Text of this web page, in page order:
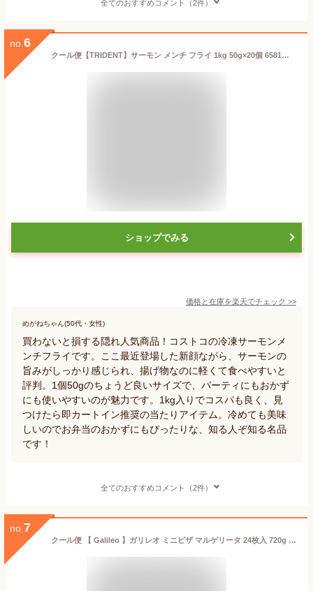
全てのおすすめコメント（2件）
no. 6
クール便【TRIDENT】サーモン メンチ フライ 1kg 50g×20個 6581冷凍 白身魚 魚 フライ 揚げ物 おかず 惣菜 徳用 大容量 大量 業務用 パーティ 揚げ焼きフライパン おつまみ ランチ 昼食 夕食 一品 ストック 子供 子ども 喜ぶ コストコ キャラメルカフェ 通販
ショップでみる
価格と在庫を楽天でチェック >>
めがねちゃん(50代・女性)
買わないと損する隠れ人気商品！コストコの冷凍サーモンメ
ンチフライです。ここ最近登場した新顔ながら、サーモンの
旨みがしっかり感じられ、揚げ物なのに軽くて食べやすいと
評判。1個50gのちょうど良いサイズで、パーティにもおかず
にも使いやすいのが魅力です。1kg入りでコスパも良く、見
つけたら即カートイン推奨の当たりアイテム。冷めても美味
しいのでお弁当のおかずにもぴったりな、知る人ぞ知る名品
です！
全てのおすすめコメント（2件）
no. 7
クール便 【 Galileo 】ガリレオ ミニピザ マルゲリータ 24枚入 720g 28961モッツァレラチーズ エメンタールチーズ トマト 軽食 おやつ 朝食 ランチ おつまみ パーティー 一口サイズ 誕生日 パーティー 2025 男性